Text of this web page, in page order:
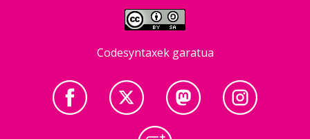
Codesyntaxek garatua